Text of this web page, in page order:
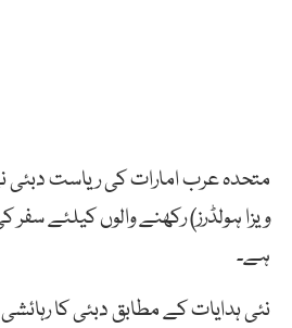
متحدہ عرب امارات کی ریاست دبئی
ویزا ہولڈرز) رکھنے والوں کیلئے
ہے۔
نئی ہدایات کے مطابق دبئی کا رہائشی